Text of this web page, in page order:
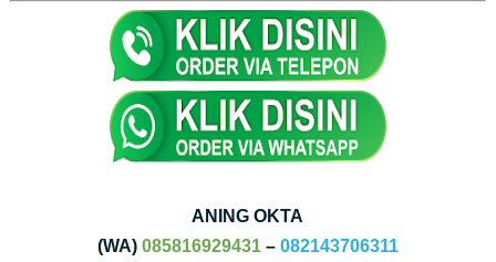
ANING OKTA
(WA) 085816929431– 082143706311